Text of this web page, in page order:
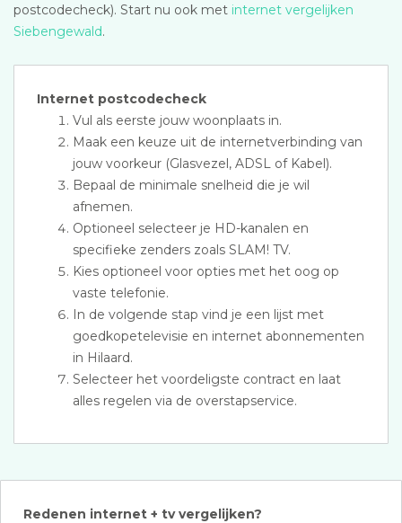
postcodecheck). Start nu ook met internet vergelijken
Siebengewald.
Internet postcodecheck
Vul als eerste jouw woonplaats in.
Maak een keuze uit de internetverbinding van
jouw voorkeur (Glasvezel, ADSL of Kabel).
Bepaal de minimale snelheid die je wil
afnemen.
Optioneel selecteer je HD-kanalen en
specifieke zenders zoals SLAM! TV.
Kies optioneel voor opties met het oog op
vaste telefonie.
In de volgende stap vind je een lijst met
goedkopetelevisie en internet abonnementen
in Hilaard.
Selecteer het voordeligste contract en laat
alles regelen via de overstapservice.
Redenen internet + tv vergelijken?